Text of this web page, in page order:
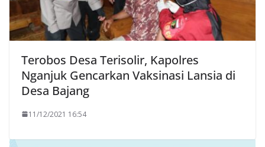
Terobos Desa Terisolir, Kapolres
Nganjuk Gencarkan Vaksinasi Lansia di
Desa Bajang
11/12/2021 16:54